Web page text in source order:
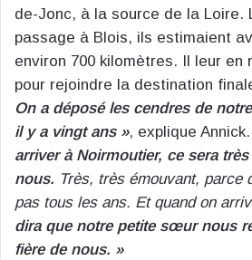
de-Jonc, à la source de la Loire.
passage à Blois, ils estimaient
environ 700 kilomètres. Il leur en
pour rejoindre la destination
On a déposé les cendres de
il y a vingt ans », explique Annick.
arriver à Noirmoutier, ce sera
nous. Très, très émouvant, parce
pas tous les ans. Et quand on
dira que notre petite sœur nous
fière de nous. »